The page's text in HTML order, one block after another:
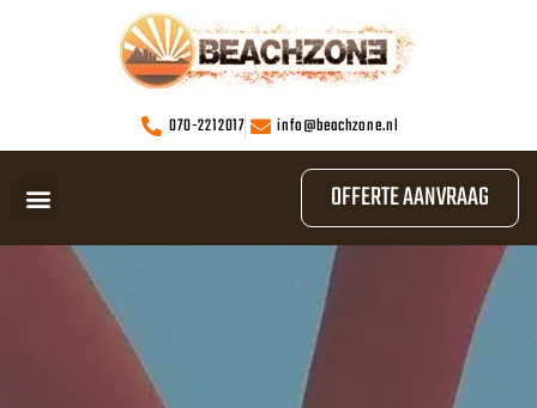
070-2212017 info@beachzone.nl
OFFERTE AANVRAAG